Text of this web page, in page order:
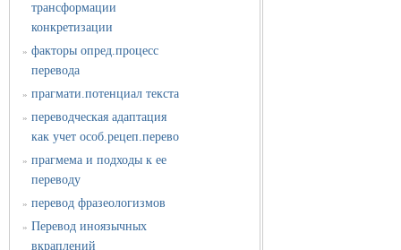
трансформации
конкретизации
» факторы опред.процесс
перевода
» прагмати.потенциал текста
» переводческая адаптация
как учет особ.рецеп.перево
» прагмема и подходы к ее
переводу
» перевод фразеологизмов
» Перевод иноязычных
вкраплений